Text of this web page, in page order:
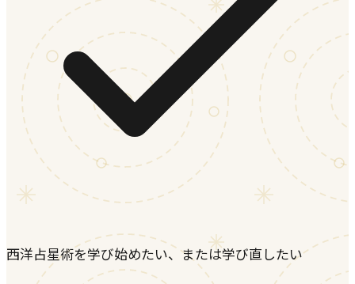
西洋占星術を学び始めたい、または学び直したい